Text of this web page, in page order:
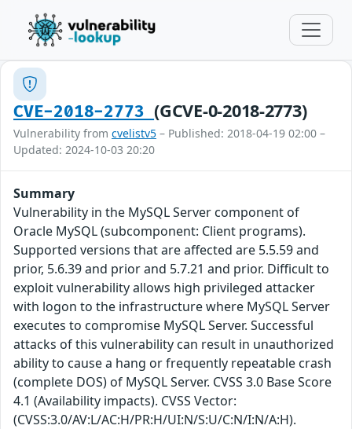
CVE-2018-2773(GCVE-0-2018-2773)
Vulnerability from cvelistv5 – Published: 2018-04-19 02:00 –
Updated: 2024-10-03 20:20
Summary
Vulnerability in the MySQL Server component of
Oracle MySQL (subcomponent: Client programs).
Supported versions that are affected are 5.5.59 and
prior, 5.6.39 and prior and 5.7.21 and prior. Difficult to
exploit vulnerability allows high privileged attacker
with logon to the infrastructure where MySQL Server
executes to compromise MySQL Server. Successful
attacks of this vulnerability can result in unauthorized
ability to cause a hang or frequently repeatable crash
(complete DOS) of MySQL Server. CVSS 3.0 Base Score
4.1 (Availability impacts). CVSS Vector:
(CVSS:3.0/AV:L/AC:H/PR:H/UI:N/S:U/C:N/I:N/A:H).